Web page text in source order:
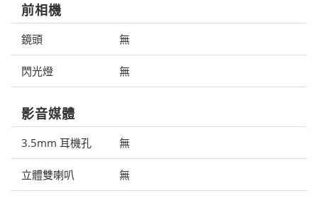
前相機
鏡頭 無
閃光燈 無
影音媒體
3.5mm 耳機孔 無
立體雙喇叭 無